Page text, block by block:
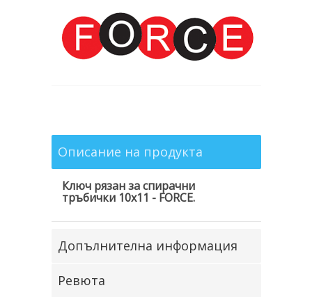
Описание на продукта
Ключ рязан за спирачни
тръбички 10х11 - FORCE.
Допълнителна информация
Ревюта